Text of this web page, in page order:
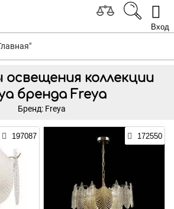
Вход
коллекции
бренда Freya
Бренд: Freya
197087 172550